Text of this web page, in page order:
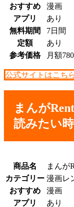
おすすめ
漫画
アプリ
あり
無料期間
7日間
定額
あり
参考価格
月額
公式サイトはこち
まんが
読みたい
商品名
まんが
カテゴリー 漫画レ
おすすめ
漫画
アプリ
あり